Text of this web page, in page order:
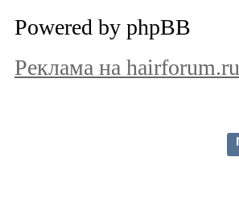
Powered by phpBB
Реклама на hairforum.ru